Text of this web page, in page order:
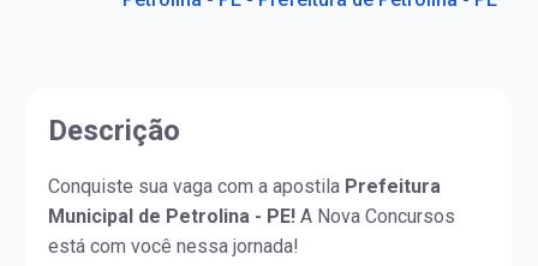
Descrição
Conquiste sua vaga com a apostila Prefeitura
Municipal de Petrolina - PE! A Nova Concursos
está com você nessa jornada!